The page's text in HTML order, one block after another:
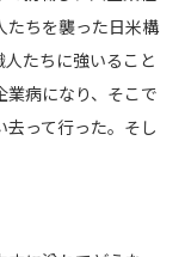
たちを襲った日米構
たちに強いること
業病になり、そこで
って行った。そし